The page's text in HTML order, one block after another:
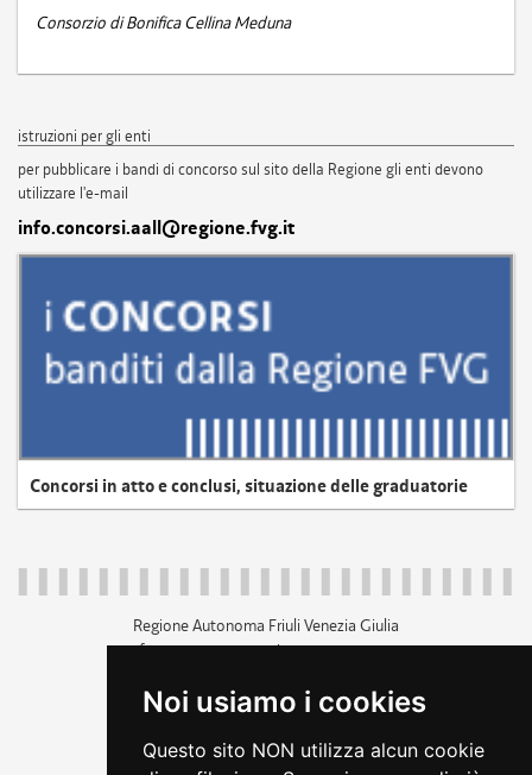
Noi usiamo i cookies
Questo sito NON utilizza alcun cookie
Consorzio di Bonifica Cellina Meduna
istruzioni per gli enti
per pubblicare i bandi di concorso sul sito della Regione gli enti devono
utilizzare l'e-mail
info.concorsi.aall@regione.fvg.it
Concorsi in atto e conclusi, situazione delle graduatorie
Regione Autonoma Friuli Venezia Giulia
c.f. 80014930327; p.iva 00526040324
+39 040 3771111